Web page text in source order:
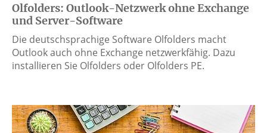
Olfolders: Outlook-Netzwerk ohne Exchange
und Server-Software
Die deutschsprachige Software Olfolders macht
Outlook auch ohne Exchange netzwerkfähig. Dazu
installieren Sie Olfolders oder Olfolders PE.